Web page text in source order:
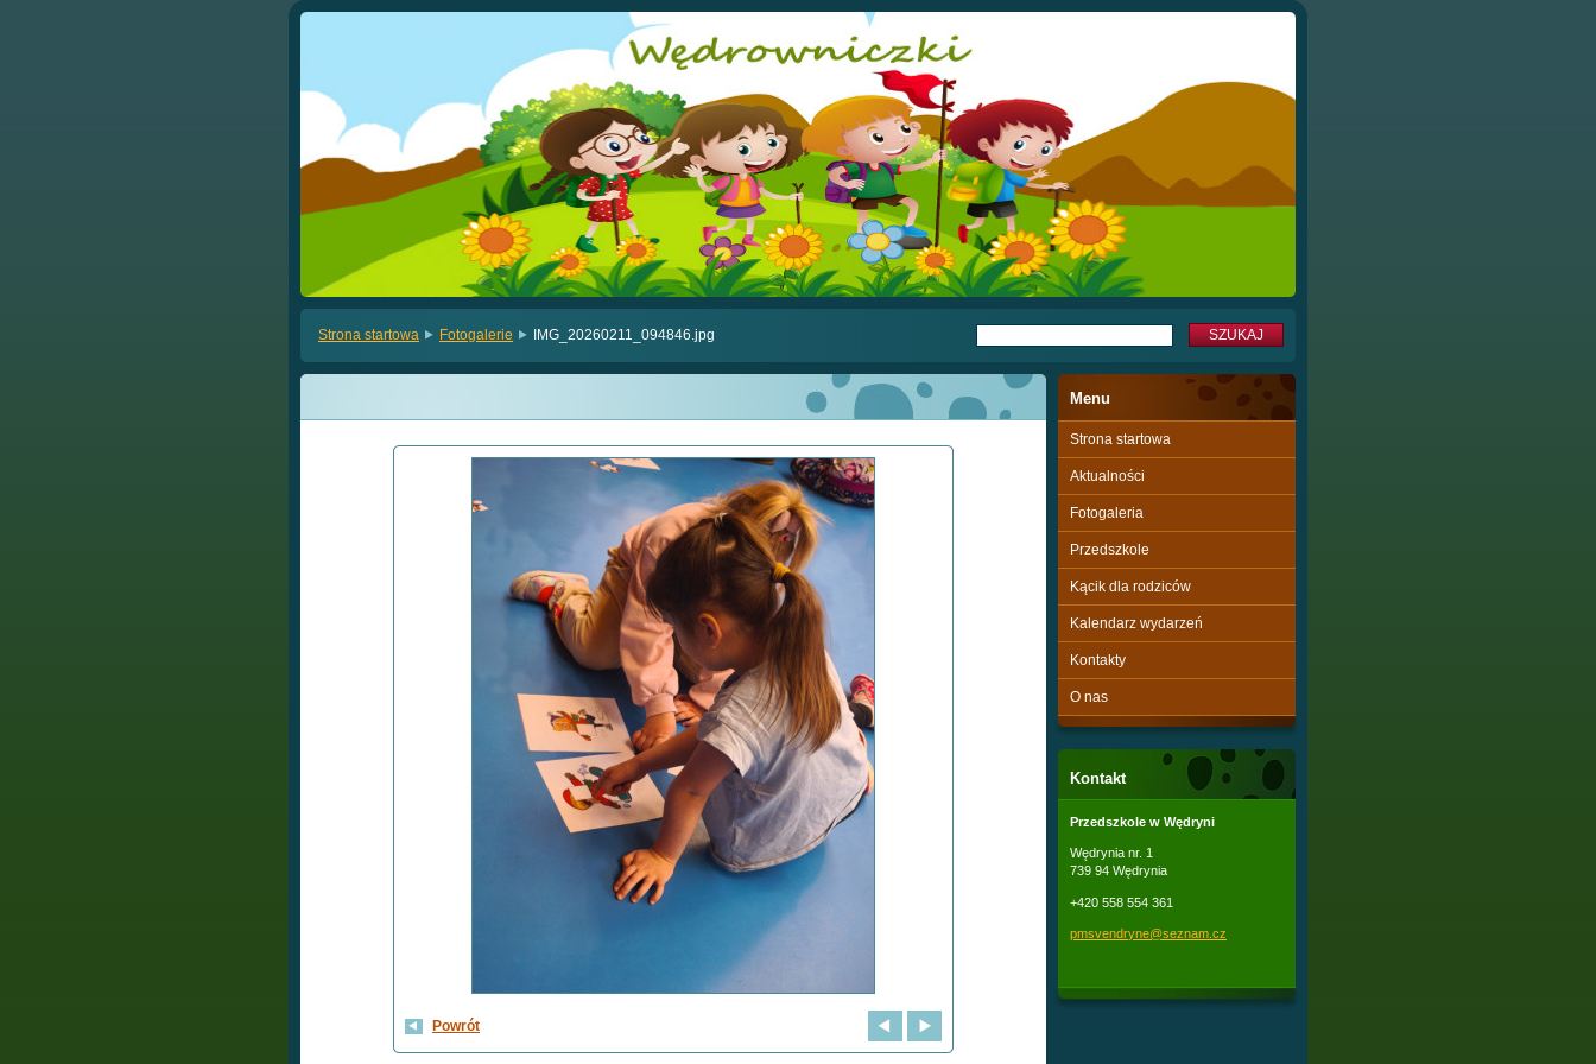
Strona startowa Fotogalerie IMG_20260211_094846.jpg
Powrót
Menu
Strona startowa
Aktualności
Fotogaleria
Przedszkole
Kącik dla rodziców
Kalendarz wydarzeń
Kontakty
O nas
Kontakt
Przedszkole w Wędryni
Wędrynia nr. 1
739 94 Wędrynia
+420 558 554 361
pmsvendryne@seznam.cz